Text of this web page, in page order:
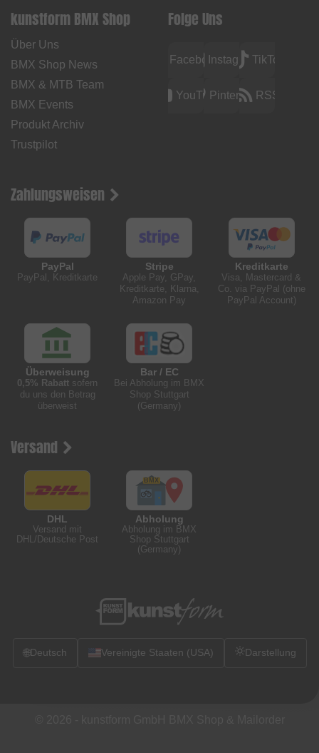
kunstform BMX Shop
Über Uns
BMX Shop News
BMX & MTB Team
BMX Events
Produkt Archiv
Trustpilot
Folge Uns
FacebookInstagramTikTok
YouTubePinterest RSS
Zahlungsweisen
PayPal
PayPal, Kreditkarte
Stripe
Apple Pay, GPay,
Kreditkarte, Klarna,
Amazon Pay
Kreditkarte
Visa, Mastercard &
Co. via PayPal (ohne
PayPal Account)
Überweisung
0,5% Rabatt sofern
du uns den Betrag
überweist
Bar / EC
Bei Abholung im BMX
Shop Stuttgart
(Germany)
Versand
DHL
Versand mit
DHL/Deutsche Post
Abholung
Abholung im BMX
Shop Stuttgart
(Germany)
🌐Deutsch Vereinigte Staaten (USA) Darstellung